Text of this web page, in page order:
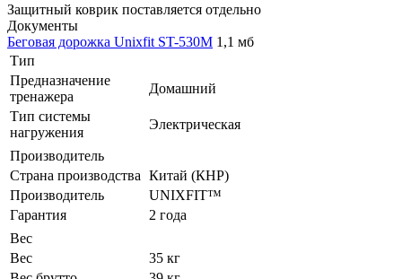
Защитный коврик поставляется отдельно
Документы
Беговая дорожка Unixfit ST-530M 1,1 мб
Тип
Предназначение
тренажера
Домашний
Тип системы
нагружения
Электрическая
Производитель
Страна производства Китай (КНР)
Производитель
UNIXFIT™
Гарантия
2 года
Вес
Вес
35 кг